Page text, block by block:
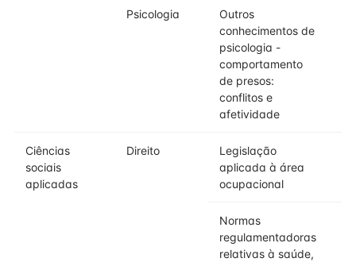
Psicologia
Outros
conhecimentos de
psicologia -
comportamento
de presos:
conflitos e
afetividade
Ciências
sociais
aplicadas
Direito
Legislação
aplicada à área
ocupacional
Normas
regulamentadoras
relativas à saúde,